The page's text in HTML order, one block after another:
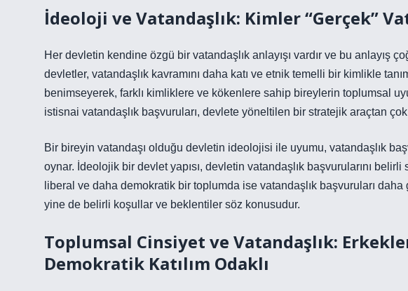
İdeoloji ve Vatandaşlık: Kimler “Gerçek”
Her devletin kendine özgü bir vatandaşlık anlayışı vardır ve bu anlayış
devletler, vatandaşlık kavramını daha katı ve etnik temelli bir kimlikle
benimseyerek, farklı kimliklere ve kökenlere sahip bireylerin toplumsal
istisnai vatandaşlık başvuruları, devlete yöneltilen bir stratejik araçtan çok
Bir bireyin vatandaşı olduğu devletin ideolojisi ile uyumu, vatandaşlık
oynar. İdeolojik bir devlet yapısı, devletin vatandaşlık başvurularını belirli
liberal ve daha demokratik bir toplumda ise vatandaşlık başvuruları
yine de belirli koşullar ve beklentiler söz konusudur.
Toplumsal Cinsiyet ve Vatandaşlık:
Demokratik Katılım Odaklı